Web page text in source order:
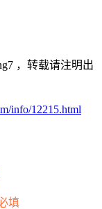
，转载请注明出
info/12215.html
填